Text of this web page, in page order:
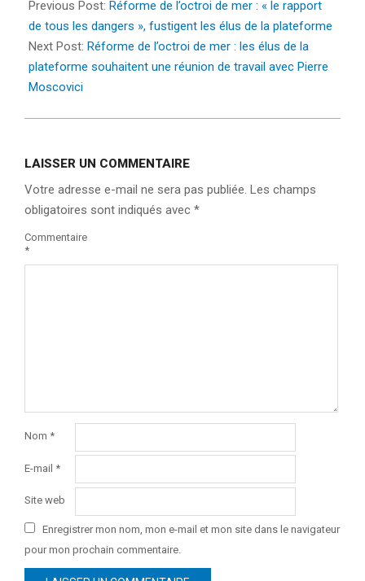
03-
12
Previous Post: Réforme de l’octroi de mer : « le rapport
de tous les dangers », fustigent les élus de la plateforme
Next Post: Réforme de l’octroi de mer : les élus de la
plateforme souhaitent une réunion de travail avec Pierre
Moscovici
LAISSER UN COMMENTAIRE
Votre adresse e-mail ne sera pas publiée. Les champs
obligatoires sont indiqués avec *
Commentaire
*
Nom *
E-mail *
Site web
Enregistrer mon nom, mon e-mail et mon site dans le navigateur
pour mon prochain commentaire.